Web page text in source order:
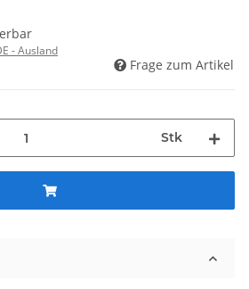
- Ausland
Frage zum Artikel
Stk